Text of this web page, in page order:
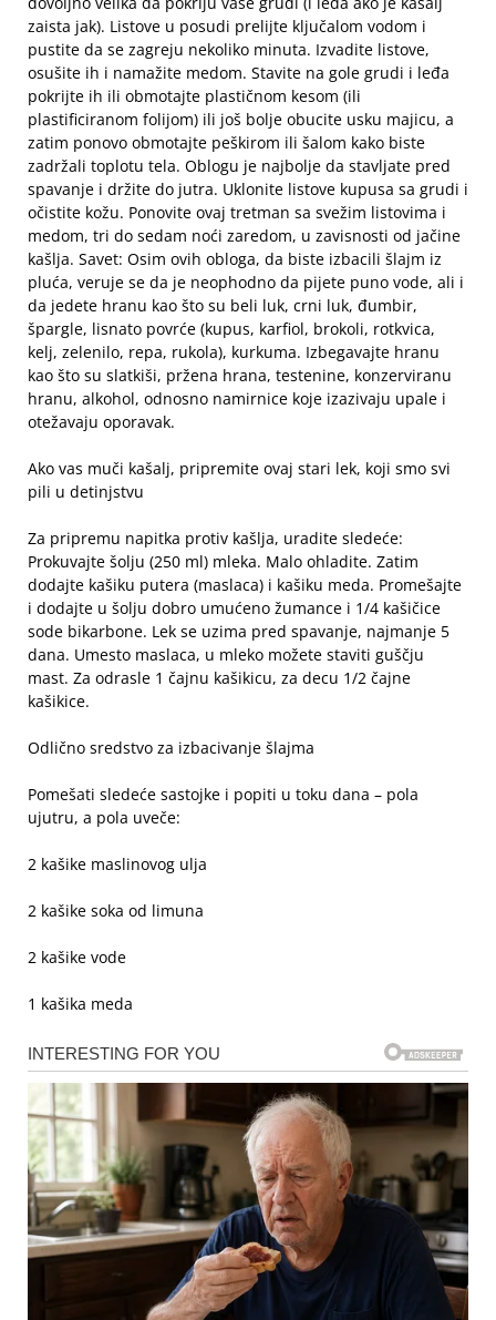
zaista jak). Listove u posudi prelijte ključalom vodom i
pustite da se zagreju nekoliko minuta. Izvadite listove,
osušite ih i namažite medom. Stavite na gole grudi i leđa
pokrijte ih ili obmotajte plastičnom kesom (ili
plastificiranom folijom) ili još bolje obucite usku majicu, a
zatim ponovo obmotajte peškirom ili šalom kako biste
zadržali toplotu tela. Oblogu je najbolje da stavljate pred
spavanje i držite do jutra. Uklonite listove kupusa sa grudi i
očistite kožu. Ponovite ovaj tretman sa svežim listovima i
medom, tri do sedam noći zaredom, u zavisnosti od jačine
kašlja. Savet: Osim ovih obloga, da biste izbacili šlajm iz
pluća, veruje se da je neophodno da pijete puno vode, ali i
da jedete hranu kao što su beli luk, crni luk, đumbir,
špargle, lisnato povrće (kupus, karfiol, brokoli, rotkvica,
kelj, zelenilo, repa, rukola), kurkuma. Izbegavajte hranu
kao što su slatkiši, pržena hrana, testenine, konzerviranu
hranu, alkohol, odnosno namirnice koje izazivaju upale i
otežavaju oporavak.
Ako vas muči kašalj, pripremite ovaj stari lek, koji smo svi
pili u detinjstvu
Za pripremu napitka protiv kašlja, uradite sledeće:
Prokuvajte šolju (250 ml) mleka. Malo ohladite. Zatim
dodajte kašiku putera (maslaca) i kašiku meda. Promešajte
i dodajte u šolju dobro umućeno žumance i 1/4 kašičice
sode bikarbone. Lek se uzima pred spavanje, najmanje 5
dana. Umesto maslaca, u mleko možete staviti guščju
mast. Za odrasle 1 čajnu kašikicu, za decu 1/2 čajne
kašikice.
Odlično sredstvo za izbacivanje šlajma
Pomešati sledeće sastojke i popiti u toku dana – pola
ujutru, a pola uveče:
2 kašike maslinovog ulja
2 kašike soka od limuna
2 kašike vode
1 kašika meda